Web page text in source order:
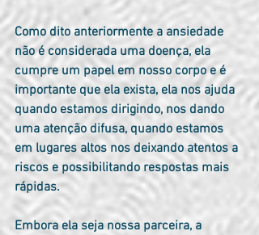
Como dito anteriormente a ansiedade
não é considerada uma doença, ela
cumpre um papel em nosso corpo e é
importante que ela exista, ela nos ajuda
quando estamos dirigindo, nos dando
uma atenção difusa, quando estamos
em lugares altos nos deixando atentos a
riscos e possibilitando respostas mais
rápidas.
Embora ela seja nossa parceira, a